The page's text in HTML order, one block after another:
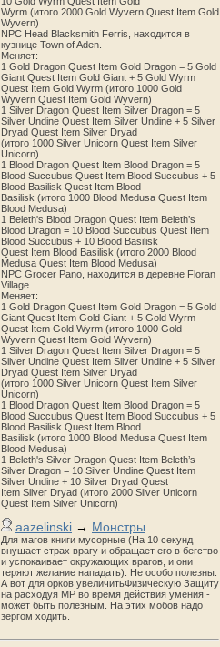
Wyrm (итого 2000 Gold Wyvern Quest Item Gold
Wyvern)
NPC Head Blacksmith Ferris, находится в
кузнице Town of Aden.
Меняет:
1 Gold Dragon Quest Item Gold Dragon = 5 Gold
Giant Quest Item Gold Giant + 5 Gold Wyrm
Quest Item Gold Wyrm (итого 1000 Gold
Wyvern Quest Item Gold Wyvern)
1 Silver Dragon Quest Item Silver Dragon = 5
Silver Undine Quest Item Silver Undine + 5 Silver
Dryad Quest Item Silver Dryad
(итого 1000 Silver Unicorn Quest Item Silver
Unicorn)
1 Blood Dragon Quest Item Blood Dragon = 5
Blood Succubus Quest Item Blood Succubus + 5
Blood Basilisk Quest Item Blood
Basilisk (итого 1000 Blood Medusa Quest Item
Blood Medusa)
1 Beleth's Blood Dragon Quest Item Beleth’s
Blood Dragon = 10 Blood Succubus Quest Item
Blood Succubus + 10 Blood Basilisk
Quest Item Blood Basilisk (итого 2000 Blood
Medusa Quest Item Blood Medusa)
NPC Grocer Pano, находится в деревне Floran
Village.
Меняет:
1 Gold Dragon Quest Item Gold Dragon = 5 Gold
Giant Quest Item Gold Giant + 5 Gold Wyrm
Quest Item Gold Wyrm (итого 1000 Gold
Wyvern Quest Item Gold Wyvern)
1 Silver Dragon Quest Item Silver Dragon = 5
Silver Undine Quest Item Silver Undine + 5 Silver
Dryad Quest Item Silver Dryad
(итого 1000 Silver Unicorn Quest Item Silver
Unicorn)
1 Blood Dragon Quest Item Blood Dragon = 5
Blood Succubus Quest Item Blood Succubus + 5
Blood Basilisk Quest Item Blood
Basilisk (итого 1000 Blood Medusa Quest Item
Blood Medusa)
1 Beleth's Silver Dragon Quest Item Beleth’s
Silver Dragon = 10 Silver Undine Quest Item
Silver Undine + 10 Silver Dryad Quest
Item Silver Dryad (итого 2000 Silver Unicorn
Quest Item Silver Unicorn)
aazelinski → Монстры
Для магов книги мусорные (На 10 секунд
внушает страх врагу и обращает его в бегство
и успокаивает окружающих врагов, и они
теряют желание нападать). Не особо полезны.
А вот для орков увеличитьФизическую Защиту
на расходуя MP во время действия умения -
может быть полезным. На этих мобов надо
зергом ходить.